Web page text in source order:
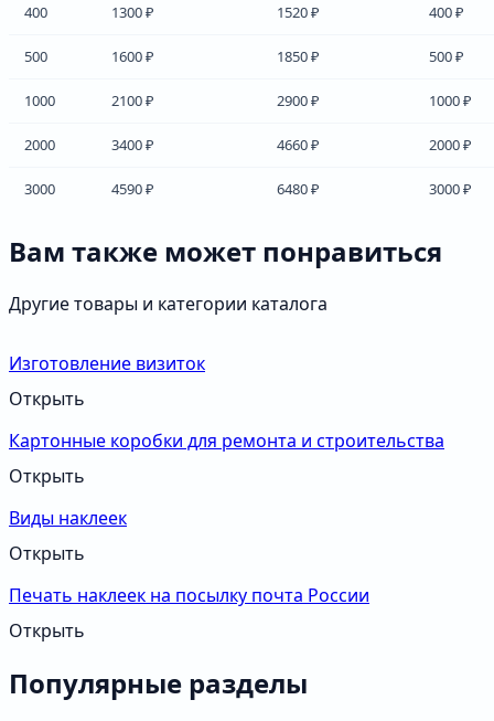
400 1300 ₽ 1520 ₽ 400 ₽
500 1600 ₽ 1850 ₽ 500 ₽
1000 2100 ₽ 2900 ₽ 1000 ₽
2000 3400 ₽ 4660 ₽ 2000 ₽
3000 4590 ₽ 6480 ₽ 3000 ₽
Вам также может понравиться
Другие товары и категории каталога
Изготовление визиток
Открыть
Картонные коробки для ремонта и строительства
Открыть
Виды наклеек
Открыть
Печать наклеек на посылку почта России
Открыть
Популярные разделы